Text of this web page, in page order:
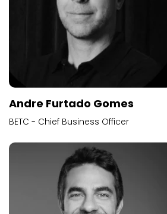
Andre Furtado Gomes
BETC - Chief Business Officer